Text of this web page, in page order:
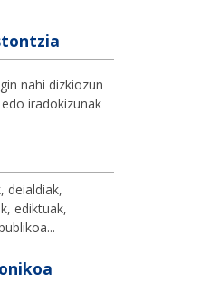
nahi dizkiozun
iradokizunak
deialdiak,
ediktuak,